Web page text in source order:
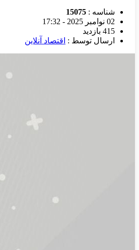
شناسه : 15075
02 نوامبر 2025 - 17:32
415 بازدید
ارسال توسط : اقتصاد آنلاین